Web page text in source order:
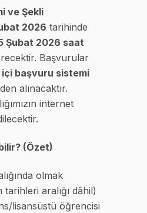
ve Şekli
2026 tarihinde
Şubat 2026 saat
Başvurular
başvuru sistemi
alınacaktır.
internet
(Özet)
olmak
aralığı dâhil)
lisansüstü öğrencisi